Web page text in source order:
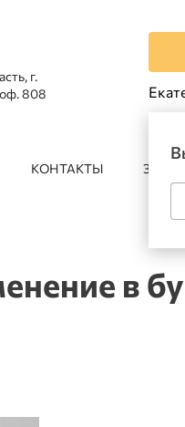
г.
оф. 808
КОНТАКТЫ
в